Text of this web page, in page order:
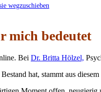
wegzuschieben
mich bedeutet
Bei Dr. Britta Hölzel,
hat, stammt aus